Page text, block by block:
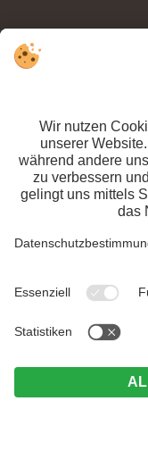
MwSt.-Nr. IT
Erwachsene